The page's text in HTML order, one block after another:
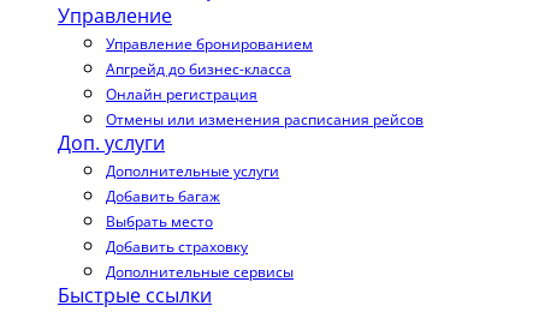
Управление
Управление бронированием
Апгрейд до бизнес-класса
Онлайн регистрация
Отмены или изменения расписания рейсов
Доп. услуги
Дополнительные услуги
Добавить багаж
Выбрать место
Добавить страховку
Дополнительные сервисы
Быстрые ссылки